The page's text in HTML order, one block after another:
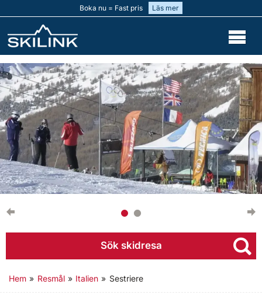
Boka nu = Fast pris Läs mer
Sök skidresa
Hem » Resmål » Italien » Sestriere